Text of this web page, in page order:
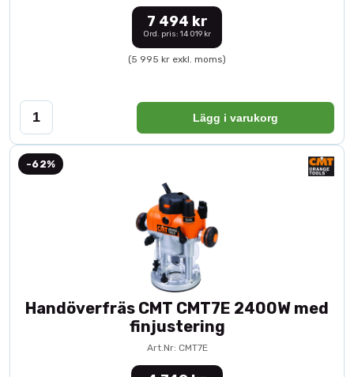
7 494 kr
Ord. pris: 14 019 kr
(5 995 kr exkl. moms)
Lägg i varukorg
-62%
Handöverfräs CMT CMT7E 2400W med
finjustering
Art.Nr: CMT7E